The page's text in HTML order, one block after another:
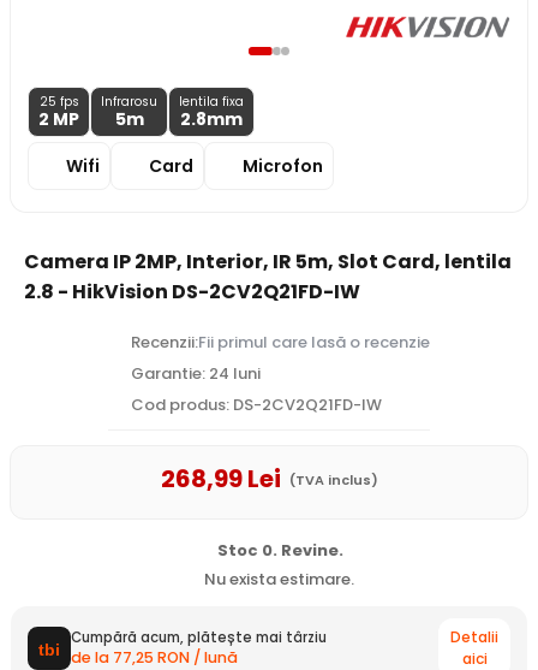
25 fps
2 MP
Infrarosu
5m
lentila fixa
2.8mm
Wifi
Card Microfon
Camera IP 2MP, Interior, IR 5m, Slot Card, lentila
2.8 - HikVision DS-2CV2Q21FD-IW
Recenzii:Fii primul care lasă o recenzie
Garantie: 24 luni
Cod produs: DS-2CV2Q21FD-IW
268,99Lei (TVA inclus)
Stoc 0. Revine.
Nu exista estimare.
Cumpără acum, plătește mai târziu
de la 77,25 RON / lună
Detalii
aici